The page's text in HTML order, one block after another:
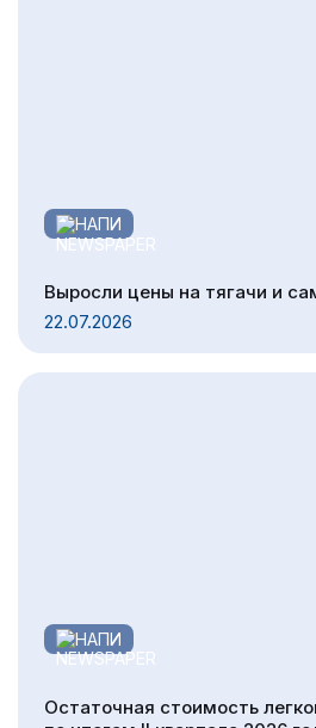
НАПИ
Выросли цены на тягачи и
22.07.2026
НАПИ
Остаточная стоимость